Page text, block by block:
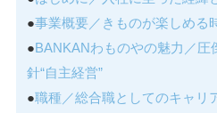
●事業概要／きものが楽しめる
●BANKANわものやの魅力／
針“自主経営”
●職種／総合職としてのキャリ